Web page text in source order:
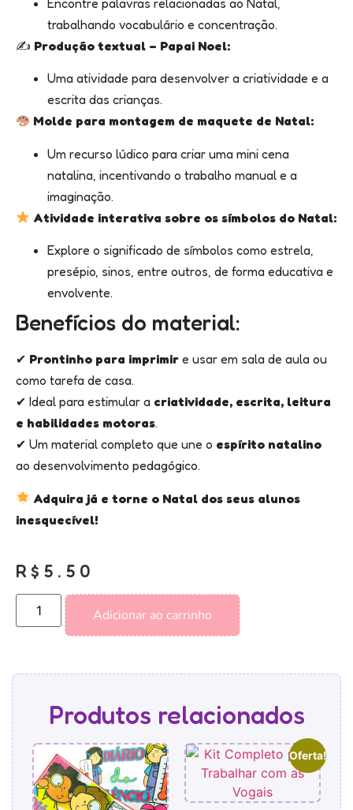
Encontre palavras relacionadas ao Natal,
trabalhando vocabulário e concentração.
✍️ Produção textual – Papai Noel:
Uma atividade para desenvolver a criatividade e a
escrita das crianças.
Molde para montagem de maquete de Natal:
Um recurso lúdico para criar uma mini cena
natalina, incentivando o trabalho manual e a
imaginação.
Atividade interativa sobre os símbolos do Natal:
Explore o significado de símbolos como estrela,
presépio, sinos, entre outros, de forma educativa e
envolvente.
Benefícios do material:
✔ Prontinho para imprimir e usar em sala de aula ou
como tarefa de casa.
✔ Ideal para estimular a criatividade, escrita, leitura
e habilidades motoras.
✔ Um material completo que une o espírito natalino
ao desenvolvimento pedagógico.
Adquira já e torne o Natal dos seus alunos
inesquecível!
R$ 5.50
Adicionar ao carrinho
Produtos relacionados
Oferta!